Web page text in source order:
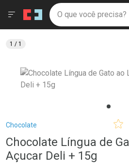
Drogaria São Paulo
Ir direto para a home
pela página
Ir direto para o conteúdo
Ir direto para a busca
Ir direto para a conta
Ir direto para a notificações
Ir direto para o carrinho
Ir direto para o menu
Faça a sua busca
O que você
Menu
Breadcrumb
Chocolate
Chocolate Língua de
Açucar Deli + 15g
1 / 1